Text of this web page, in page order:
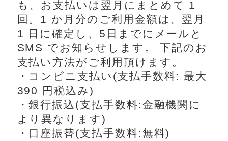
も、お支払いは翌月にまとめて 1
回。1 か月分のご利用金額は、翌月
1 日に確定し、5日までにメールと
SMS でお知らせします。 下記のお
支払い方法がご利用頂けます。
・コンビニ支払い(支払手数料: 最大
390 円税込み)
・銀行振込(支払手数料:金融機関に
より異なります)
・口座振替(支払手数料:無料)